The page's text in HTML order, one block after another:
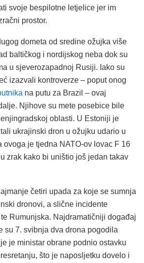
svoje bespilotne letjelice jer im
prostor.
dometa od sredine ožujka više
baltičkog i nordijskog neba dok su
u sjeverozapadnoj Rusiji. Iako su
izazvali kontroverze – poput onog
na putu za Brazil – ovaj
Njihove su mete posebice bile
oblasti. U Estoniji je
ukrajinski dron u ožujku udario u
ovoga je tjedna NATO-ov lovac F 16
zrak kako bi uništio još jedan takav
četiri upada za koje se sumnja
dronovi, a slične incidente
Rumunjska. Najdramatičniji događaj
su 7. svibnja dva drona pogodila
je ministar obrane podnio ostavku
što je naposljetku dovelo i